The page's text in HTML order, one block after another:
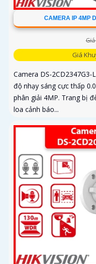
CAMERA IP 4MP
Giá
Camera DS-2CD2347G3-
độ nhạy sáng cực thấp
phân giải 4MP. Trang bị
loa cảnh báo...